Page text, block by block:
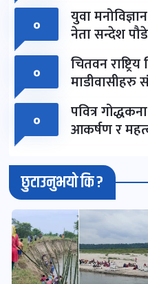
०
युवा
नेता सन्देश
०
चितवन
माडीवासीहरु
०
पवित्र
आकर्षण र
छुटाउनुभयो कि ?